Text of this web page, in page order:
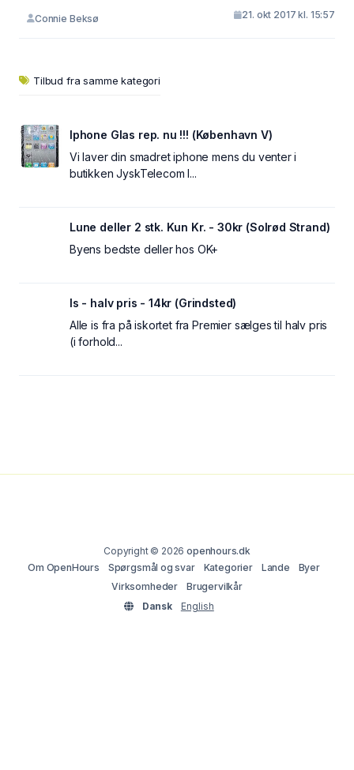
Connie Beksø 21. okt 2017 kl. 15:57
Tilbud fra samme kategori
Iphone Glas rep. nu !!! (København V)
Vi laver din smadret iphone mens du venter i
butikken JyskTelecom I...
Lune deller 2 stk. Kun Kr. - 30kr (Solrød Strand)
Byens bedste deller hos OK+
Is - halv pris - 14kr (Grindsted)
Alle is fra på iskortet fra Premier sælges til halv pris
(i forhold...
Copyright © 2026openhours.dk
Om OpenHours
Spørgsmål og svar Kategorier Lande
Byer
Virksomheder
Brugervilkår
Dansk
English